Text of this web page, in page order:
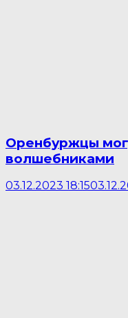
Оренбуржцы
волшебниками
03.12.2023 18:15